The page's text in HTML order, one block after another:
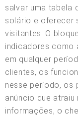
salvar uma tabela
solário e oferecer
visitantes. O
indicadores como
em qualquer
clientes, os
nesse período, os
anúncio que atraiu
informações, o